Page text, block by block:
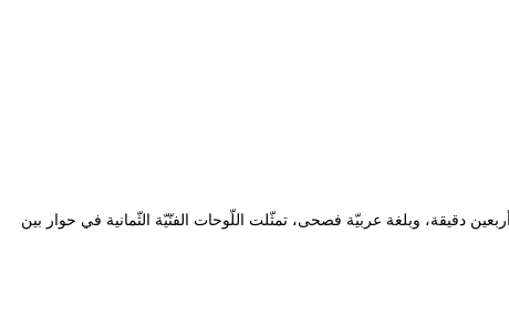
مارس 2021، بمسرح بلديّة الجزائر الوسطى. خلال خمسة وأربعين دقيقة، وبلغة عربيّة فصحى، تمثّلت اللّوحات الفنّيّة الثّمانية في حوار بين